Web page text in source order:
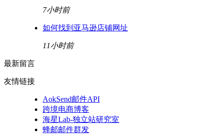
7小时前
如何找到亚马逊店铺网址
11小时前
最新留言
友情链接
AokSend邮件API
跨境电商博客
海星Lab-独立站研究室
蜂邮邮件群发